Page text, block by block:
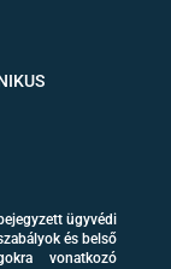
ügyvédi
és belső
vonatkozó